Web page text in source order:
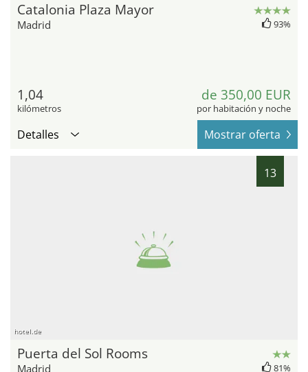
Catalonia Plaza Mayor
Madrid 93%
1,04
kilómetros
de 350,00 EUR
por habitación y noche
Detalles Mostrar oferta
13
hotel.de
Puerta del Sol Rooms
Madrid 81%